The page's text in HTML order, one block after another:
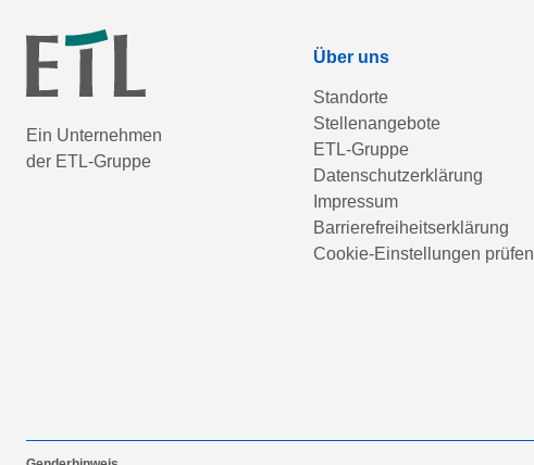
Ein Unternehmen
der ETL-Gruppe
Über uns
Standorte
Stellenangebote
ETL-Gruppe
Datenschutzerklärung
Impressum
Barrierefreiheitserklärung
Cookie-Einstellungen prüfen